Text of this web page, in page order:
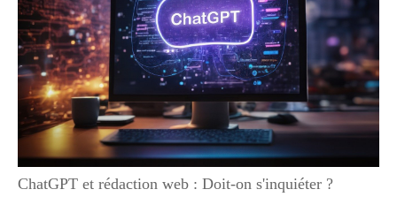
ChatGPT et rédaction web : Doit-on s'inquiéter ?